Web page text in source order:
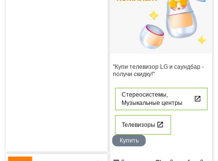
"Купи телевизор LG и саундбар -
получи скидку!"
Стереосистемы,
Музыкальные центры
Телевизоры
Купить